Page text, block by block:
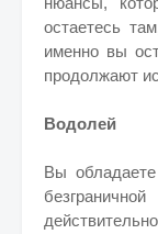
остаетесь
именно вы
продолжают
Водолей
Вы